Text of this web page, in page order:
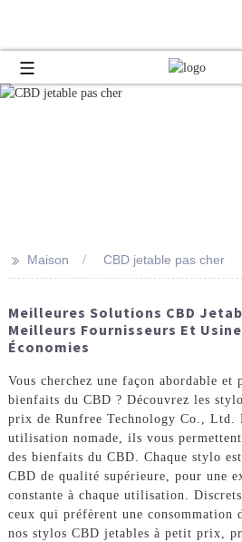
>> Maison CBD jetable pas cher
Meilleures Solutions CBD
Meilleurs Fournisseurs Et
Économies
Vous cherchez une façon abordable
bienfaits du CBD ? Découvrez les
prix de Runfree Technology Co., Ltd.
utilisation nomade, ils vous
des bienfaits du CBD. Chaque stylo
CBD de qualité supérieure, pour une
constante à chaque utilisation.
ceux qui préfèrent une consommation
nos stylos CBD jetables à petit prix,